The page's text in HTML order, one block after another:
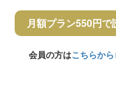
月額プラン550円で
会員の方はこちらか